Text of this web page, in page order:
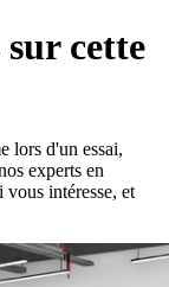
cette
lors d'un essai,
experts en
intéresse, et